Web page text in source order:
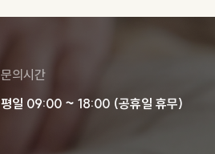
문의시간
평일 09:00 ~ 18:00 (공휴일 휴무)